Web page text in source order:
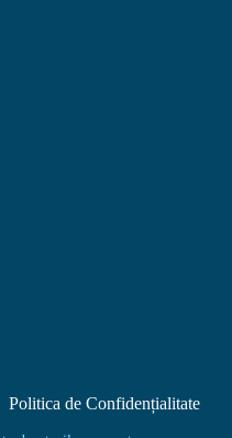
Politica de Confidențialitate